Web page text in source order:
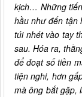
kịch… Những
hầu như đến tận
túi nhét vào tay
sau. Hóa ra,
để đoạt số tiền
tiện nghi, hơn
mà ông bắt gặp,